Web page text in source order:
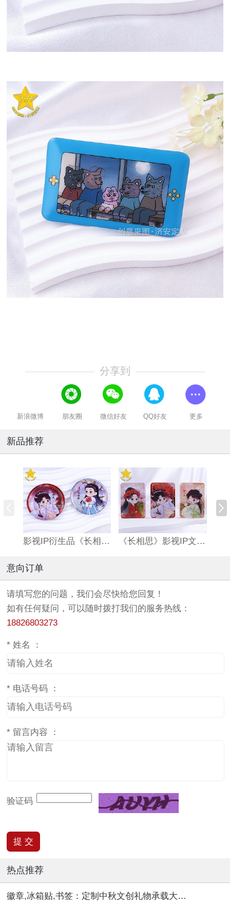
分享到
新浪微博 朋友圈 微信好友 QQ好友 更多
新品推荐
影视IP衍生品《长相思》双闪吧唧 《长相思》影视IP文创亚克力流沙麻将
意向订单
请填写您的问题，我们会尽快给您回复！
如有任何疑问，可以随时拨打我们的服务热线：
18826803273
* 姓名 ：
* 电话号码 ：
* 留言内容 ：
验证码
热点推荐
徽章,冰箱贴,书签：定制中秋文创礼物承载大团圆！